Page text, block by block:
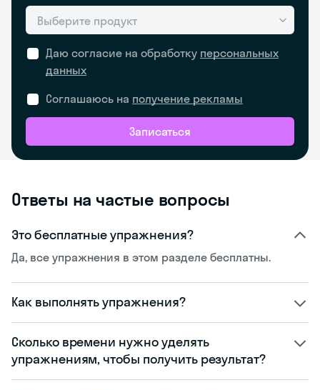
Выберите продукт
Даю согласие на обработку персональных
данных
Соглашаюсь на получение рекламы
Записаться
Ответы на частые вопросы
Это бесплатные упражнения?
Да, все упражнения в этом разделе бесплатны.
Как выполнять упражнения?
Сколько времени нужно уделять
упражнениям, чтобы получить результат?